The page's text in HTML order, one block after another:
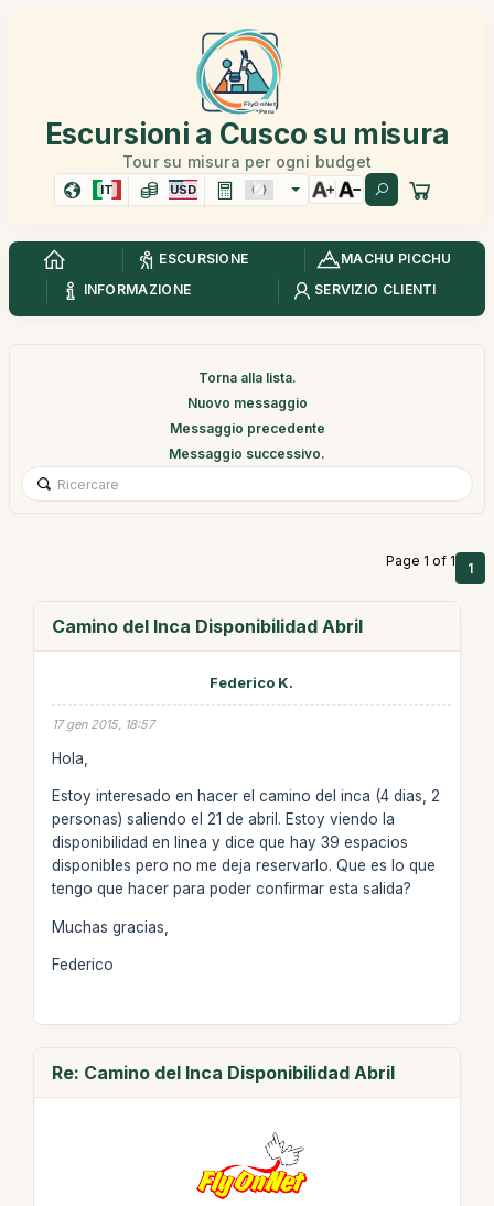
Escursioni a Cusco su misura
Tour su misura per ogni budget
IT USD
ESCURSIONE
MACHU PICCHU
INFORMAZIONE
SERVIZIO CLIENTI
Torna alla lista.
Nuovo messaggio
Messaggio precedente
Messaggio successivo.
Page 1 of 1 1
Camino del Inca Disponibilidad Abril
Federico K.
17 gen 2015, 18:57
Hola,
Estoy interesado en hacer el camino del inca (4 dias, 2
personas) saliendo el 21 de abril. Estoy viendo la
disponibilidad en linea y dice que hay 39 espacios
disponibles pero no me deja reservarlo. Que es lo que
tengo que hacer para poder confirmar esta salida?
Muchas gracias,
Federico
Re: Camino del Inca Disponibilidad Abril